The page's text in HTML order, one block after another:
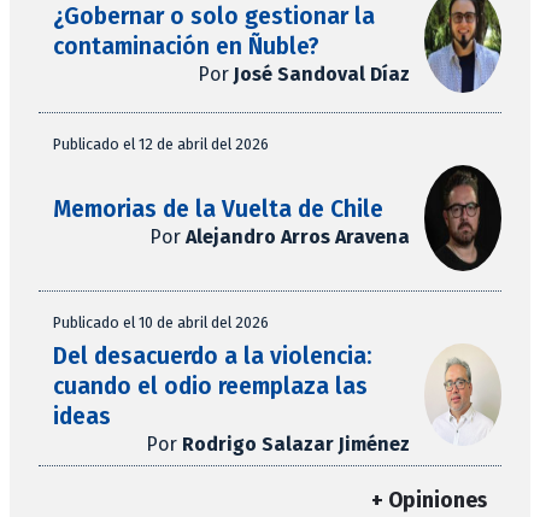
¿Gobernar o solo gestionar la
contaminación en Ñuble?
Por José Sandoval Díaz
Publicado el 12 de abril del 2026
Memorias de la Vuelta de Chile
Por Alejandro Arros Aravena
Publicado el 10 de abril del 2026
Del desacuerdo a la violencia:
cuando el odio reemplaza las
ideas
Por Rodrigo Salazar Jiménez
+ Opiniones